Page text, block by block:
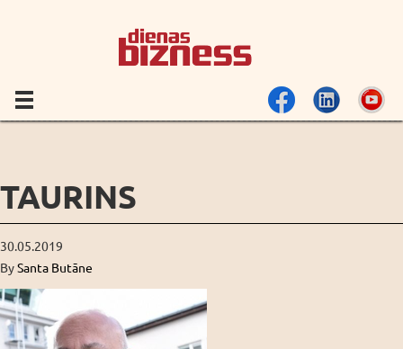
TAURINS
30.05.2019
BySanta Butāne